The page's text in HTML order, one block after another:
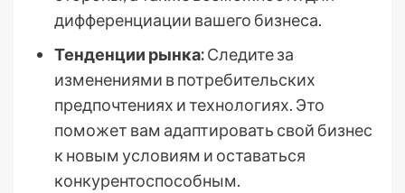
дифференциации вашего бизнеса.
Тенденции рынка:Следите за
изменениями в потребительских
предпочтениях и технологиях. Это
поможет вам адаптировать свой бизнес
к новым условиям и оставаться
конкурентоспособным.